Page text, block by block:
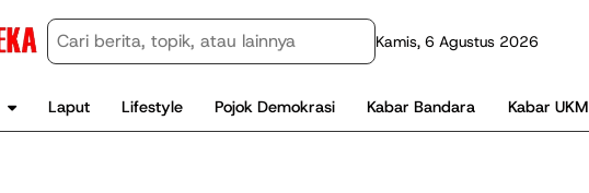
Kamis, 6 Agustus 2026
Laput Lifestyle Pojok Demokrasi Kabar Bandara Kabar UKM